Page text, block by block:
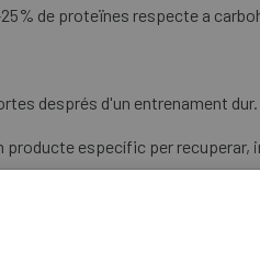
de proteïnes respecte a
després d'un entrenament dur.
producte específic per
de carbohidrats redueix la
conté aproximadament un